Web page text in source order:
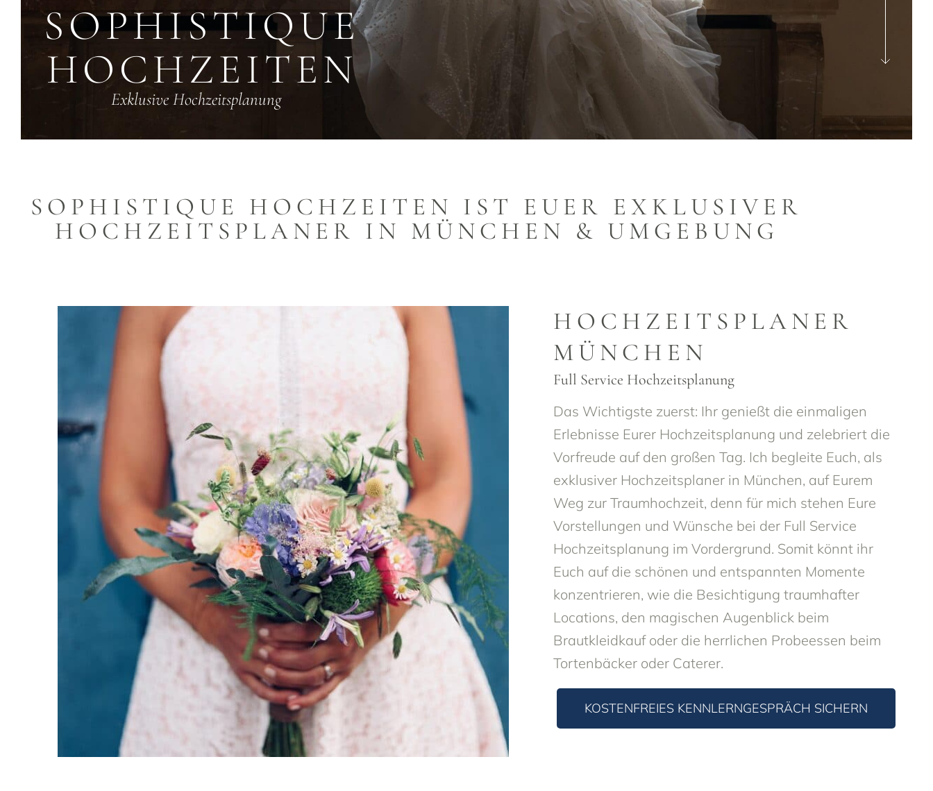
SOPHISTIQUE
HOCHZEITEN
Exklusive Hochzeitsplanung
SOPHISTIQUE HOCHZEITEN IST EUER EXKLUSIVER
HOCHZEITSPLANER IN MÜNCHEN & UMGEBUNG
HOCHZEITSPLANER
MÜNCHEN
Full Service Hochzeitsplanung
Das Wichtigste zuerst: Ihr genießt die einmaligen
Erlebnisse Eurer Hochzeitsplanung und zelebriert die
Vorfreude auf den großen Tag. Ich begleite Euch, als
exklusiver Hochzeitsplaner in München, auf Eurem
Weg zur Traumhochzeit, denn für mich stehen Eure
Vorstellungen und Wünsche bei der Full Service
Hochzeitsplanung im Vordergrund. Somit könnt ihr
Euch auf die schönen und entspannten Momente
konzentrieren, wie die Besichtigung traumhafter
Locations, den magischen Augenblick beim
Brautkleidkauf oder die herrlichen Probeessen beim
Tortenbäcker oder Caterer.
KOSTENFREIES KENNLERNGESPRÄCH SICHERN